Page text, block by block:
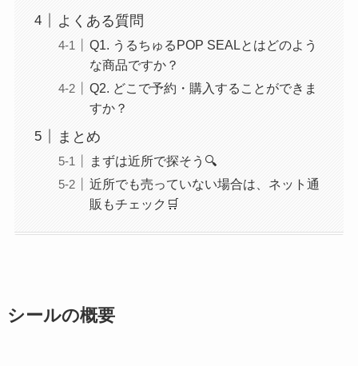
よくある質問
Q1. うるちゅるPOP SEALとはどのよう
な商品ですか？
Q2. どこで予約・購入することができま
すか？
まとめ
まずは近所で探そう🔍
近所でも売っていない場合は、ネット通
販もチェック🛒
シールの概要